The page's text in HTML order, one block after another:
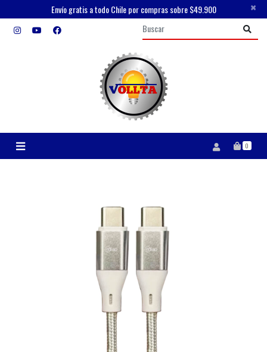
Envío gratis a todo Chile por compras sobre $49.900 ×
0